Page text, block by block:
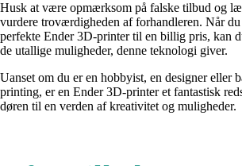
Husk at være opmærksom på falske tilbud og
vurdere troværdigheden af forhandleren. Når
perfekte Ender 3D-printer til en billig pris, kan
de utallige muligheder, denne teknologi giver.
Uanset om du er en hobbyist, en designer eller
printing, er en Ender 3D-printer et fantastisk
døren til en verden af kreativitet og muligheder.